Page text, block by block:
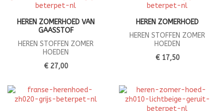
HEREN ZOMERHOED VAN
GAASSTOF
HEREN STOFFEN ZOMER
HOEDEN
€ 27,00
HEREN ZOMERHOED
HEREN STOFFEN ZOMER
HOEDEN
€ 17,50